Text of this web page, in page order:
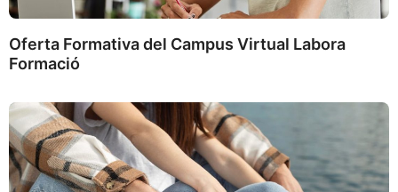
Oferta Formativa del Campus Virtual Labora
Formació